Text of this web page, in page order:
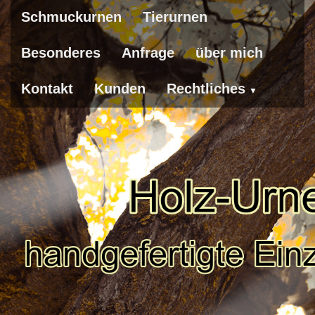
Schmuckurnen Tierurnen
Besonderes Anfrage über mich
Kontakt Kunden Rechtliches